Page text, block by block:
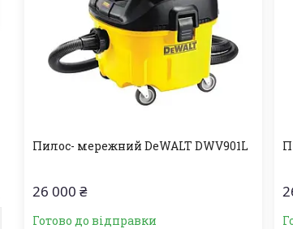
Пилос- мережний DeWALT DWV901L
26 000 ₴
Готово до відправки